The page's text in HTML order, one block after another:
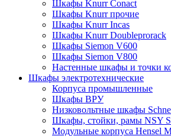
Шкафы Knurr Conact
Шкафы Knurr прочие
Шкафы Knurr Incas
Шкафы Knurr Doubleprorack
Шкафы Siemon V600
Шкафы Siemon V800
Настенные шкафы и точки
Шкафы электротехнические
Корпуса промышленные
Шкафы ВРУ
Низковольтные шкафы
Шкафы, стойки, рамы NSY
Модульные корпуса Hensel